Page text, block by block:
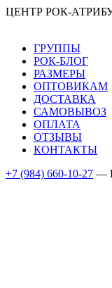
ЦЕНТР РОК-
ГРУППЫ
РОК-БЛОГ
РАЗМЕРЫ
ОПТОВИКАМ
ДОСТАВКА
САМОВЫВОЗ
ОПЛАТА
ОТЗЫВЫ
КОНТАКТЫ
+7 (984) 660-10-27 —